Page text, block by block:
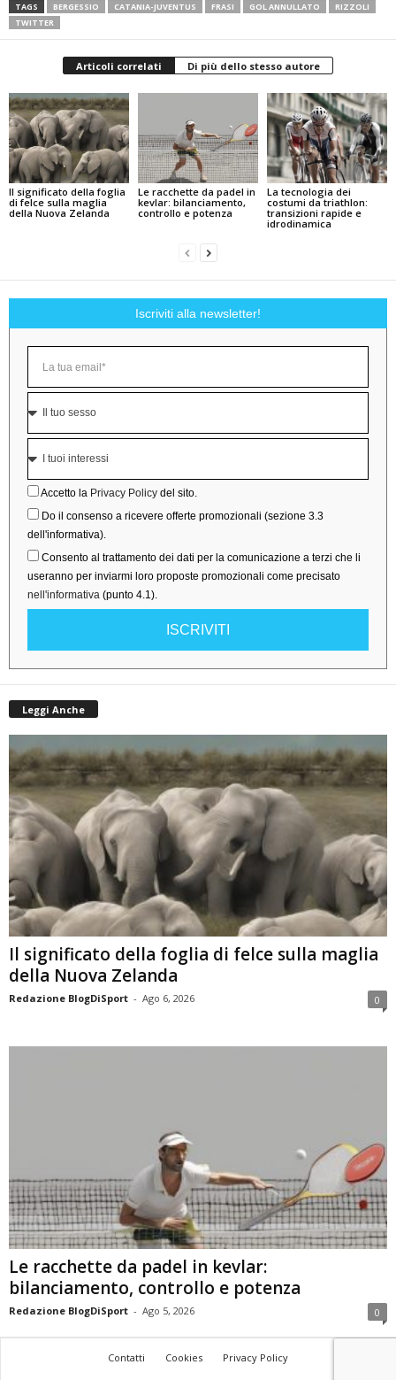
TAGS BERGESSIO CATANIA-JUVENTUS FRASI GOL ANNULLATO
RIZZOLI
TWITTER
Articoli correlati Di più dello stesso autore
Il significato della foglia
di felce sulla maglia
della Nuova Zelanda
Le racchette da padel in
kevlar: bilanciamento,
controllo e potenza
La tecnologia dei
costumi da triathlon:
transizioni rapide e
idrodinamica
Iscriviti alla newsletter!
Accetto la Privacy Policy del sito.
Do il consenso a ricevere offerte promozionali (sezione 3.3
dell'informativa).
Consento al trattamento dei dati per la comunicazione a terzi che li
useranno per inviarmi loro proposte promozionali come precisato
nell'informativa (punto 4.1).
ISCRIVITI
Leggi Anche
Il significato della foglia di felce sulla maglia
della Nuova Zelanda
Redazione BlogDiSport - Ago 6, 2026 0
Le racchette da padel in kevlar:
bilanciamento, controllo e potenza
Redazione BlogDiSport - Ago 5, 2026 0
Contatti Cookies
Privacy Policy